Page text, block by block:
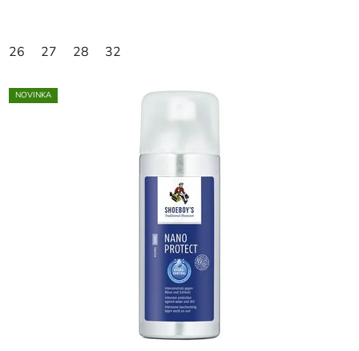
26 27 28 32
NOVINKA